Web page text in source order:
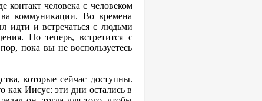
контакт человека с человеком
коммуникации. Во времена
идти и встречаться с людьми
Но теперь, встретится с
пока вы не воспользуетесь
которые сейчас доступны.
как Иисус: эти дни остались в